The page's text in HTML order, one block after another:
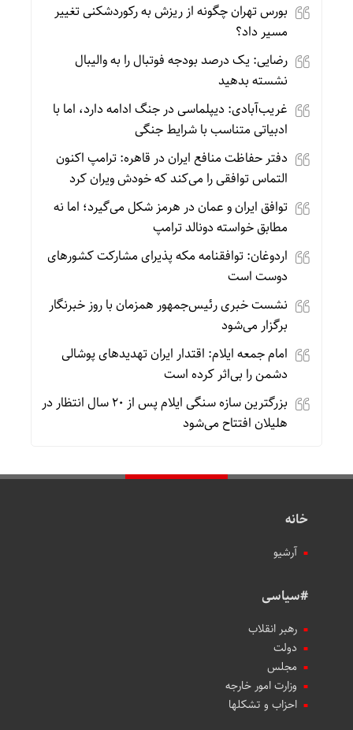
بورس تهران چگونه از ریزش به رکوردشکنی تغییر
مسیر داد؟
رضایی: یک درصد بودجه فوتبال را به والیبال
نشسته بدهید
غریب‌آبادی: دیپلماسی در جنگ ادامه دارد، اما با
ادبیاتی متناسب با شرایط جنگی
دفتر حفاظت منافع ایران در قاهره: ترامپ اکنون
التماس توافقی را می‌کند که خودش ویران کرد
توافق ایران و عمان در هرمز شکل می‌گیرد؛ اما نه
مطابق خواسته دونالد ترامپ
اردوغان: توافقنامه مکه پذیرای مشارکت کشورهای
دوست است
نشست خبری رئیس‌جمهور همزمان با روز خبرنگار
برگزار می‌شود
امام جمعه ایلام: اقتدار ایران تهدیدهای پوشالی
دشمن را بی‌اثر کرده است
بزرگترین سازه سنگی ایلام پس از ۲۰ سال انتظار در
هلیلان افتتاح می‌شود
خانه
آرشیو
#سیاسی
رهبر انقلاب
دولت
مجلس
وزارت امور خارجه
احزاب و تشکلها